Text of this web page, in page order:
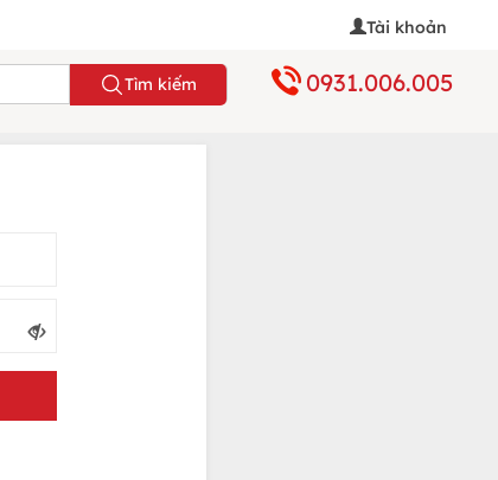
Tài khoản
Tìm kiếm 0931.006.005